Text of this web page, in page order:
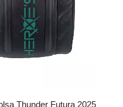
Thunder Futura 2025